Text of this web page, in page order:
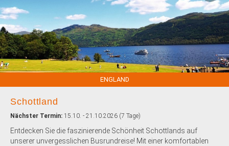
ENGLAND
Schottland
Nächster Termin: 15.10. - 21.10.2026 (7 Tage)
Entdecken Sie die faszinierende Schönheit Schottlands auf
unserer unvergesslichen Busrundreise! Mit einer komfortablen